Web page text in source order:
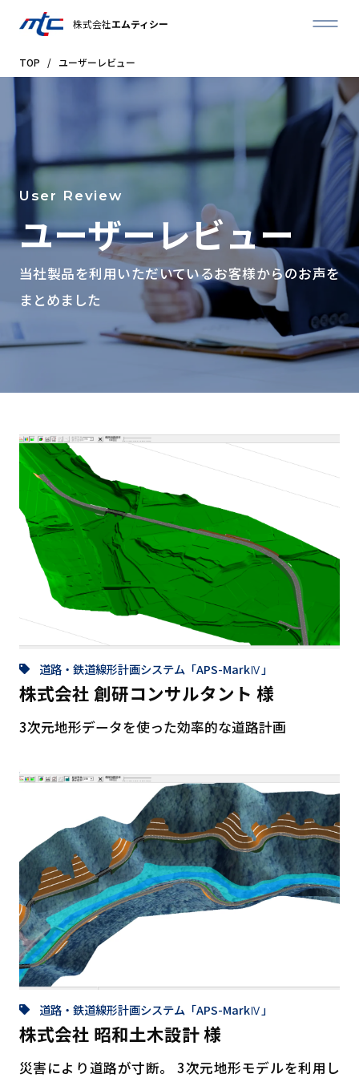
株式会社エムティシー
TOP / ユーザーレビュー
User Review
ユーザーレビュー
当社製品を利用いただいているお客様からのお声を
まとめました
道路・鉄道線形計画システム「APS-MarkⅣ」
株式会社 創研コンサルタント 様
3次元地形データを使った効率的な道路計画
道路・鉄道線形計画システム「APS-MarkⅣ」
株式会社 昭和土木設計 様
災害により道路が寸断。 3次元地形モデルを利用し